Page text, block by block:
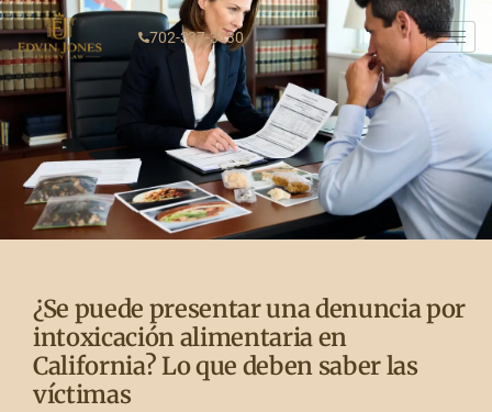
702-337-3430
¿Se puede presentar una denuncia por
intoxicación alimentaria en
California? Lo que deben saber las
víctimas